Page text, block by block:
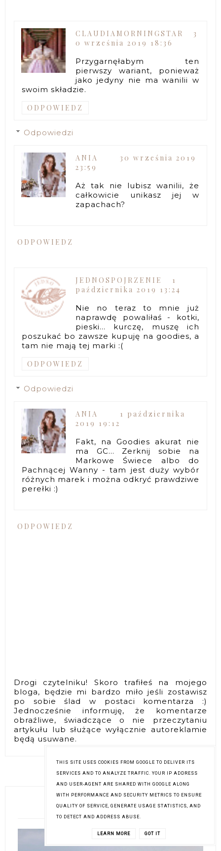
CLAUDIAMORNINGSTAR
3
0 września 2019 18:36
Przygarnęłabym ten
pierwszy wariant, ponieważ
jako jedyny nie ma wanilii w
swoim składzie.
ODPOWIEDZ
Odpowiedzi
ANIA
30 września 2019
23:59
Aż tak nie lubisz wanilii, że
całkowicie unikasz jej w
zapachach?
ODPOWIEDZ
JEDNOSPOJRZENIE
1
października 2019 13:24
Nie no teraz to mnie już
naprawdę powaliłaś - kotki,
pieski... kurczę, muszę ich
poszukać bo zawsze kupuję na goodies, a
tam nie mają tej marki :(
ODPOWIEDZ
Odpowiedzi
ANIA
1 października
2019 19:12
Fakt, na Goodies akurat nie
ma GC... Zerknij sobie na
Markowe Świece albo do
Pachnącej Wanny - tam jest duży wybór
różnych marek i można odkryć prawdziwe
perełki :)
ODPOWIEDZ
Drogi czytelniku! Skoro trafiłeś na mojego
bloga, będzie mi bardzo miło jeśli zostawisz
po sobie ślad w postaci komentarza :)
Jednocześnie informuję, że komentarze
obraźliwe, świadczące o nie przeczytaniu
artykułu lub służące wyłącznie autoreklamie
będą usuwane.
O MNIE
THIS SITE USES COOKIES FROM GOOGLE TO DELIVER ITS
SERVICES AND TO ANALYZE TRAFFIC. YOUR IP ADDRESS
AND USER-AGENT ARE SHARED WITH GOOGLE ALONG
WITH PERFORMANCE AND SECURITY METRICS TO ENSURE
QUALITY OF SERVICE, GENERATE USAGE STATISTICS, AND
TO DETECT AND ADDRESS ABUSE.
LEARN MORE GOT IT